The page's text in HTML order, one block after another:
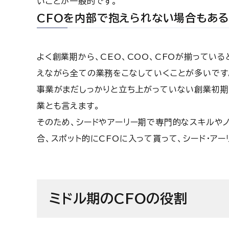
CFOを内部で抱えられない場合もある
よく創業期から、CEO、COO、CFOが揃ってい
えながら全ての業務をこなしていくことが多いです
事業がまだしっかりと立ち上がっていない創業
業とも言えます。
そのため、シードやアーリー期で専門的なスキル
合、スポット的にCFOに入って貰って、シード・ア
ミドル期のCFOの役割